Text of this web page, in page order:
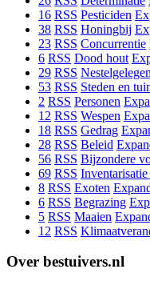
16 RSS Pesticiden
38 RSS Honingbij
23 RSS Concurrentie
6 RSS Dood hout
29 RSS
53 RSS Steden en
2 RSS Personen
12 RSS Wespen
18 RSS Gedrag
28 RSS Beleid
56 RSS Bijzondere
69 RSS
8 RSS Exoten
6 RSS Begrazing
5 RSS Maaien
12 RSS
Over bestuivers.nl